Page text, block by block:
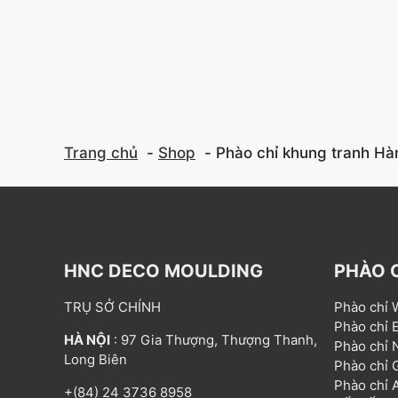
Trang chủ Shop Phào chỉ khung tranh
HNC DECO MOULDING
TRỤ SỞ CHÍNH
HÀ NỘI : 97 Gia Thượng, Thượng Thanh,
Long Biên
+(84) 24 3736 8958
PHÀO
Phào chỉ
Phào chỉ
Phào chỉ
Phào chỉ
Phào chỉ